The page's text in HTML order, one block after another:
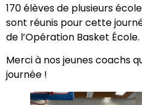
170 élèves de plusieurs
sont réunis pour cette
de l’Opération Basket École.
Merci à nos jeunes coachs
journée !